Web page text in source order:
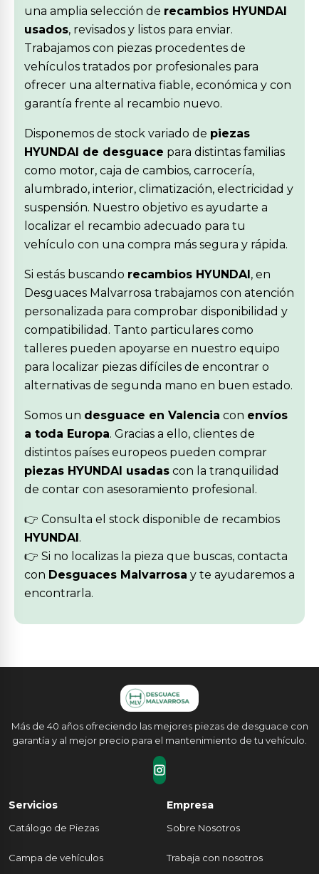
una amplia selección de recambios HYUNDAI
usados, revisados y listos para enviar.
Trabajamos con piezas procedentes de
vehículos tratados por profesionales para
ofrecer una alternativa fiable, económica y con
garantía frente al recambio nuevo.
Disponemos de stock variado de piezas
HYUNDAI de desguace para distintas familias
como motor, caja de cambios, carrocería,
alumbrado, interior, climatización, electricidad y
suspensión. Nuestro objetivo es ayudarte a
localizar el recambio adecuado para tu
vehículo con una compra más segura y rápida.
Si estás buscando recambios HYUNDAI, en
Desguaces Malvarrosa trabajamos con atención
personalizada para comprobar disponibilidad y
compatibilidad. Tanto particulares como
talleres pueden apoyarse en nuestro equipo
para localizar piezas difíciles de encontrar o
alternativas de segunda mano en buen estado.
Somos un desguace en Valencia con envíos
a toda Europa. Gracias a ello, clientes de
distintos países europeos pueden comprar
piezas HYUNDAI usadas con la tranquilidad
de contar con asesoramiento profesional.
👉 Consulta el stock disponible de recambios
HYUNDAI.
👉 Si no localizas la pieza que buscas, contacta
con Desguaces Malvarrosa y te ayudaremos a
encontrarla.
Más de 40 años ofreciendo las mejores piezas de desguace con
garantía y al mejor precio para el mantenimiento de tu vehículo.
Servicios
Catálogo de Piezas
Campa de vehículos
Empresa
Sobre Nosotros
Trabaja con nosotros